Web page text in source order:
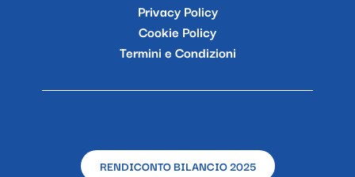
Privacy Policy
Cookie Policy
Termini e Condizioni
RENDICONTO BILANCIO 2025